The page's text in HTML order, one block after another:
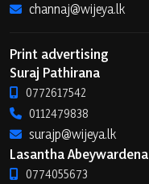
channaj@wijeya.lk
Print advertising
Suraj Pathirana
0772617542
0112479838
surajp@wijeya.lk
Lasantha Abeywardena
0774055673